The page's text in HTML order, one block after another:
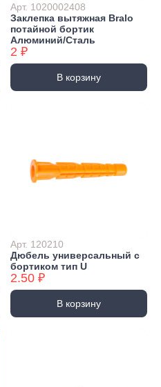
Арт. 1020002408
Заклепка вытяжная Bralo
потайной бортик
Алюминий/Сталь
2 ₽
В корзину
Арт. 120210
Дюбель универсальный с
бортиком тип U
2.50 ₽
В корзину